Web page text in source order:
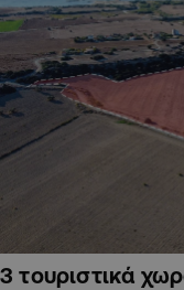
3 τουριστικά